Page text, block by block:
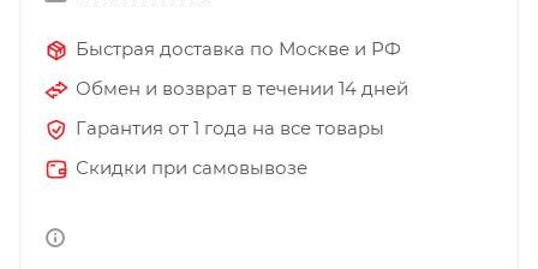
Быстрая доставка по Москве и РФ
Обмен и возврат в течении 14 дней
Гарантия от 1 года на все товары
Скидки при самовывозе